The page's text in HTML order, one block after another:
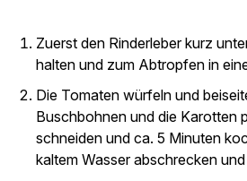
Zuerst den Rinderleber kurz
halten und zum Abtropfen in
Die Tomaten würfeln und
Buschbohnen und die Karotten
schneiden und ca. 5 Minuten
kaltem Wasser abschrecken